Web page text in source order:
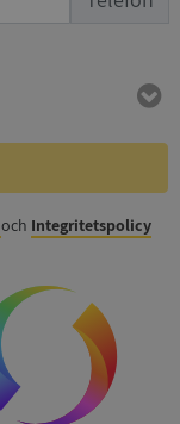
och Integritetspolicy